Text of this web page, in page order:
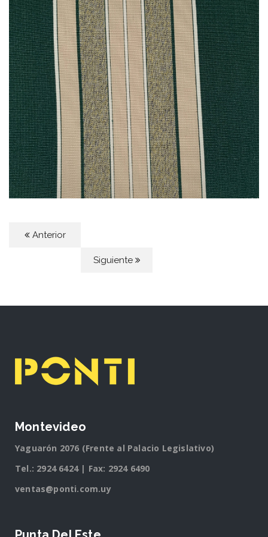
Anterior
Siguiente
Montevideo
Yaguarón 2076 (Frente al Palacio Legislativo)
Tel.: 2924 6424| Fax: 2924 6490
ventas@ponti.com.uy